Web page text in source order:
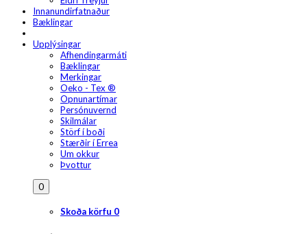
Innanundirfatnaður
Bæklingar
Upplýsingar
Afhendingarmáti
Bæklingar
Merkingar
Oeko - Tex ®
Opnunartímar
Persónuvernd
Skilmálar
Störf í boði
Stærðir í Errea
Um okkur
Þvottur
0
Skoða körfu 0